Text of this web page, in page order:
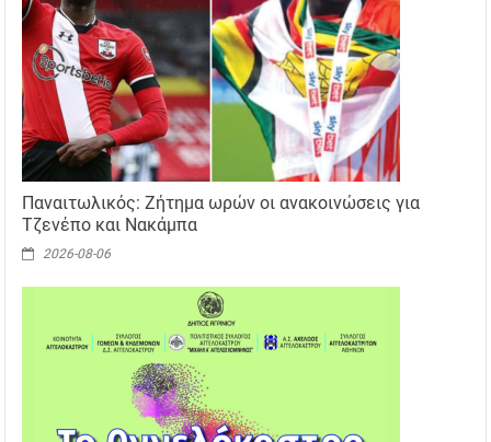
Παναιτωλικός: Ζήτημα ωρών οι ανακοινώσεις για
Τζενέπο και Νακάμπα
2026-08-06